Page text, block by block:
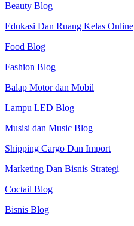
Beauty Blog
Edukasi Dan Ruang Kelas Online
Food Blog
Fashion Blog
Balap Motor dan Mobil
Lampu LED Blog
Musisi dan Music Blog
Shipping Cargo Dan Import
Marketing Dan Bisnis Strategi
Coctail Blog
Bisnis Blog